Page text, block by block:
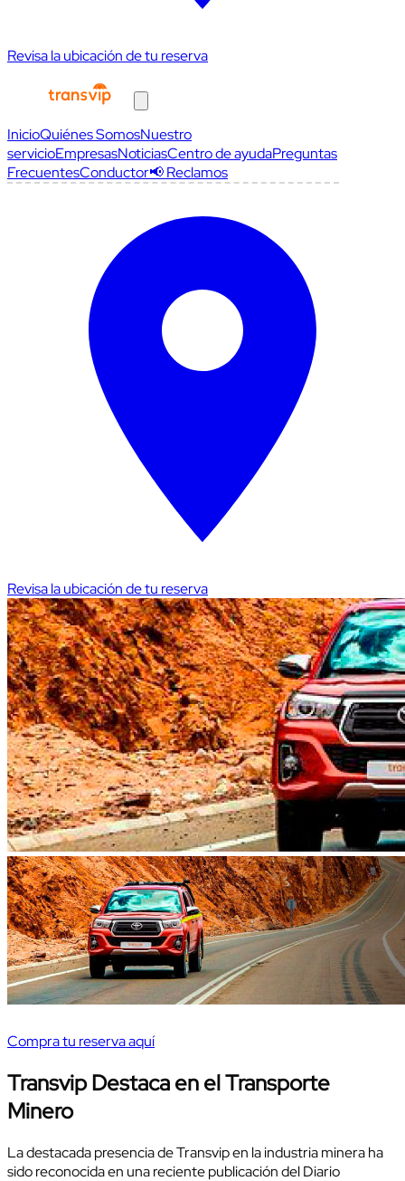
Revisa la ubicación de tu reserva
InicioQuiénes SomosNuestro
servicioEmpresasNoticiasCentro de ayudaPreguntas
FrecuentesConductor📢 Reclamos
Revisa la ubicación de tu reserva
Compra tu reserva aquí
Transvip Destaca en el Transporte
Minero
La destacada presencia de Transvip en la industria minera ha
sido reconocida en una reciente publicación del Diario